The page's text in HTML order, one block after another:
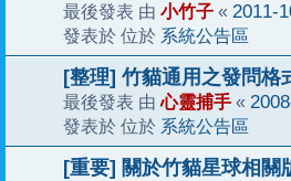
最後發表 由 小竹子 « 2011-
發表於 位於 系統公告區
[整理] 竹貓通用之發問格
最後發表 由心靈捕手 «
發表於 位於 系統公告區
[重要] 關於竹貓星球相關